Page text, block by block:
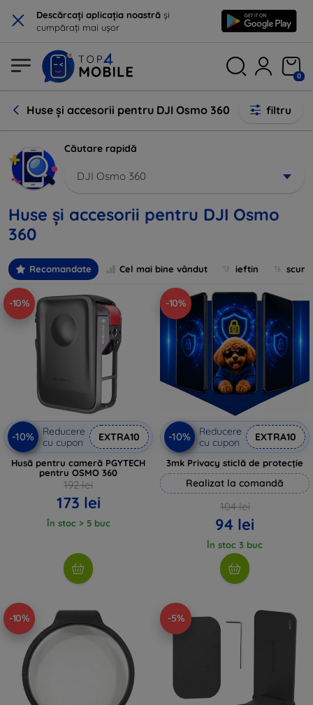
× Descărcați aplicația noastră și
cumpărați mai ușor
0
Huse și accesorii pentru DJI Osmo 360 filtru
Căutare rapidă
DJI Osmo 360
Huse și accesorii pentru DJI Osmo
360
Recomandate Cel mai bine vândut ieftin
-10%
-10%
Reducere
cu cupon
EXTRA10
Husă pentru cameră PGYTECH
pentru OSMO 360
192 lei
173 lei
În stoc > 5 buc
-10%
-10%
Reducere
cu cupon
EXTRA10
3mk Privacy sticlă de protecție
Realizat la comandă
104 lei
94 lei
În stoc 3 buc
-10% -5%